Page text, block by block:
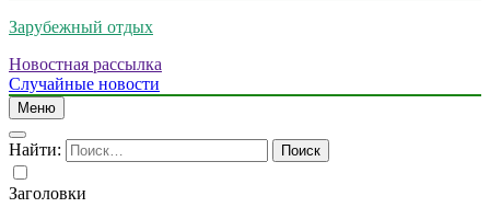
Зарубежный отдых
Новостная рассылка
Случайные новости
Меню
Найти:
Заголовки